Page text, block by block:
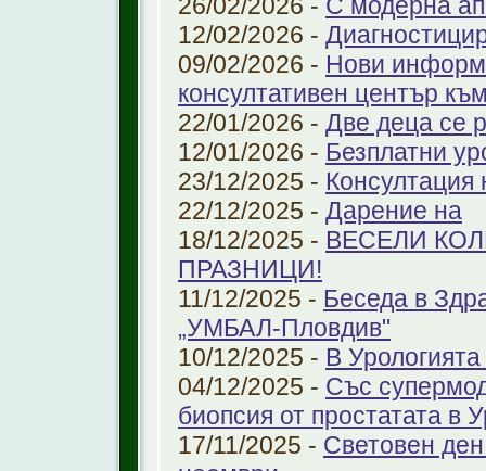
12/02/2026 -
09/02/2026 - Нови
консултативен център
22/01/2026 - Две деца се
12/01/2026 - Безплатни
23/12/2025 - Консултация
22/12/2025 - Дарение на
18/12/2025 - ВЕСЕЛИ
ПРАЗНИЦИ!
11/12/2025 - Беседа в
„УМБАЛ-Пловдив"
10/12/2025 - В
04/12/2025 - Със
биопсия от простатата в
17/11/2025 - Световен